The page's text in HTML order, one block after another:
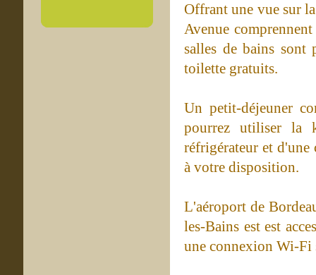
Offrant une vue sur
Avenue
salles de bains sont
toilette gratuits.
Un petit-déjeuner
pourrez utiliser la
réfrigérateur et d'une
à votre disposition.
L'aéroport de
les-Bains est est
une connexion Wi-Fi